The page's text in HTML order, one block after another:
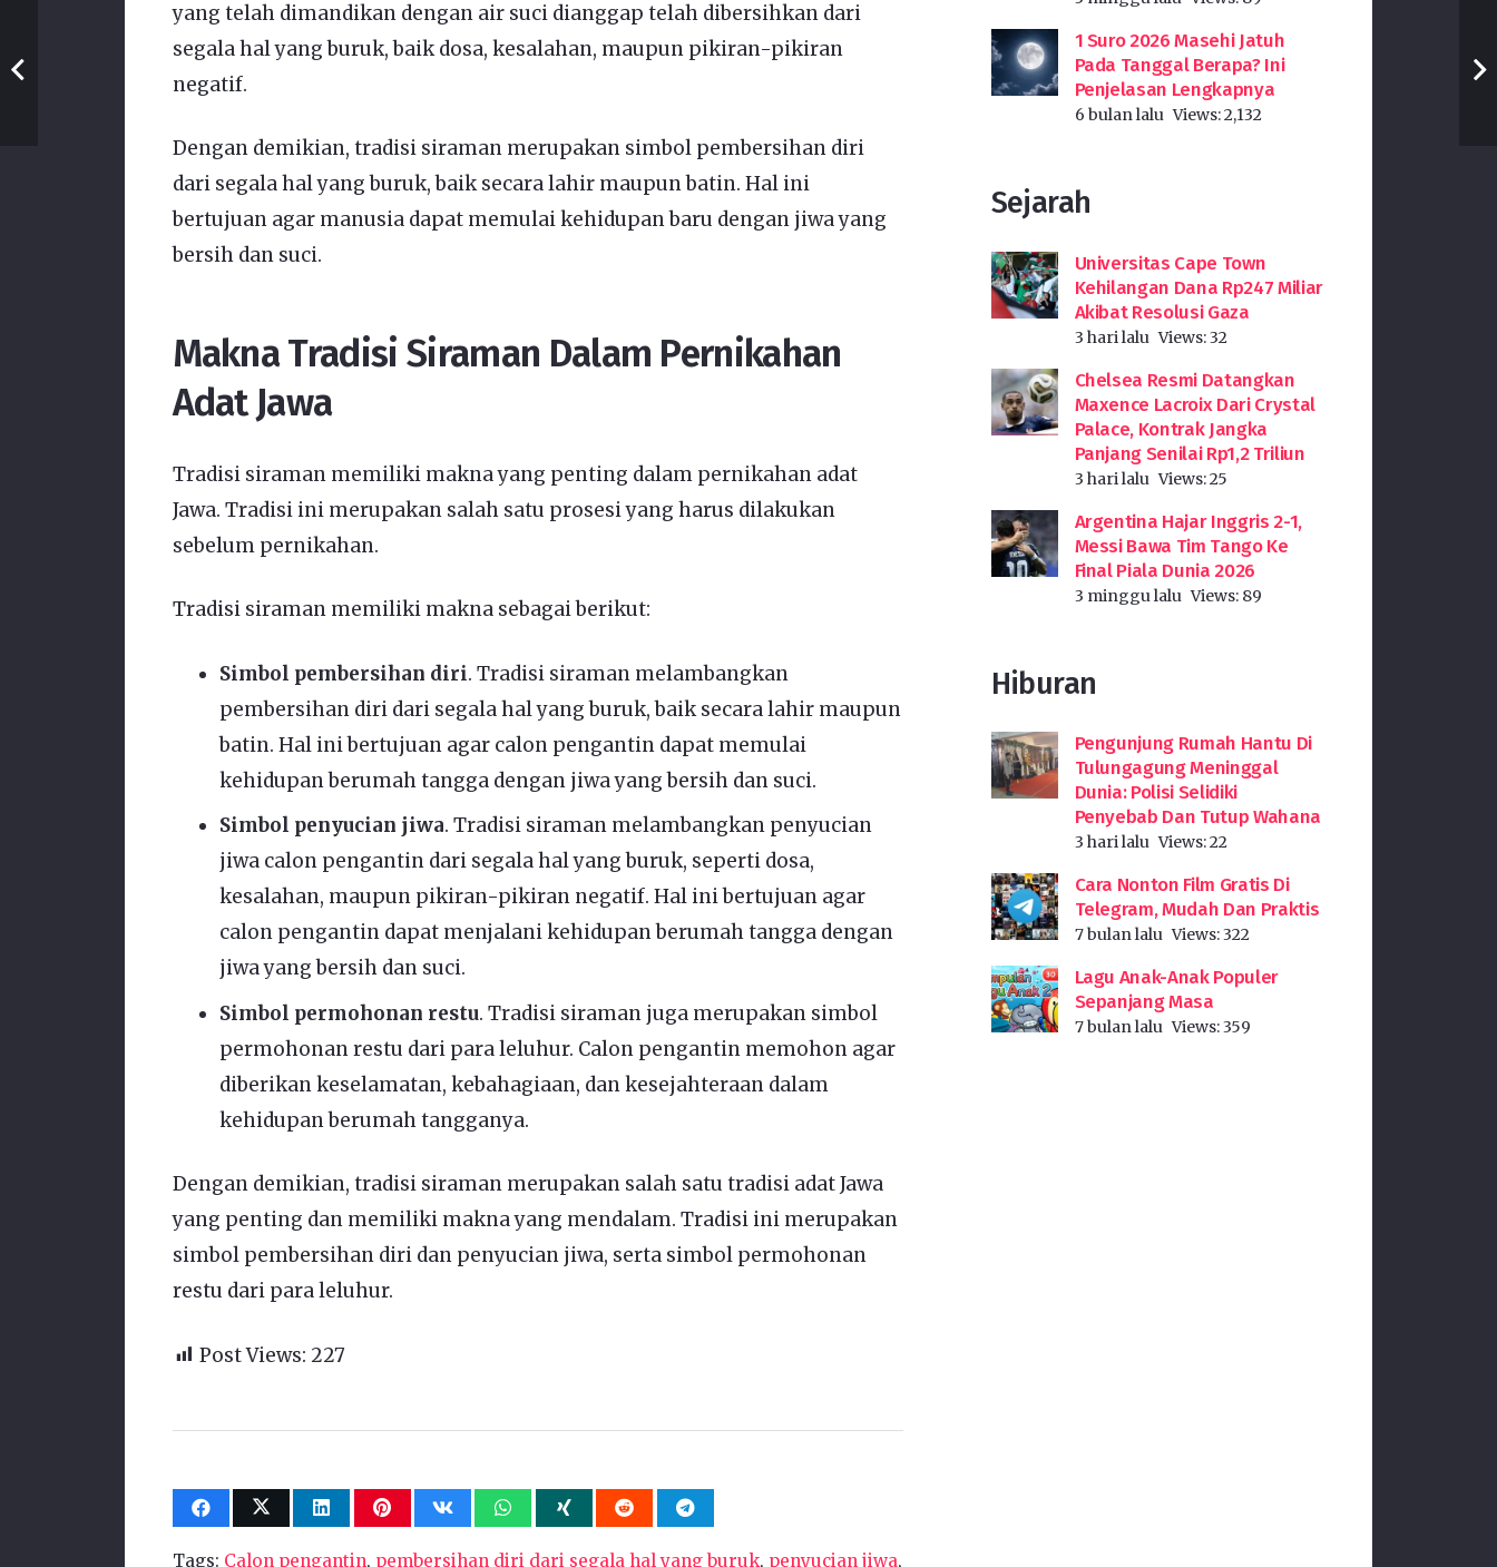
yang telah dimandikan dengan air suci dianggap telah dibersihkan dari
segala hal yang buruk, baik dosa, kesalahan, maupun pikiran-pikiran
negatif.
Dengan demikian, tradisi siraman merupakan simbol pembersihan diri
dari segala hal yang buruk, baik secara lahir maupun batin. Hal ini
bertujuan agar manusia dapat memulai kehidupan baru dengan jiwa yang
bersih dan suci.
Makna Tradisi Siraman Dalam Pernikahan
Adat Jawa
Tradisi siraman memiliki makna yang penting dalam pernikahan adat
Jawa. Tradisi ini merupakan salah satu prosesi yang harus dilakukan
sebelum pernikahan.
Tradisi siraman memiliki makna sebagai berikut:
Simbol pembersihan diri. Tradisi siraman melambangkan
pembersihan diri dari segala hal yang buruk, baik secara lahir maupun
batin. Hal ini bertujuan agar calon pengantin dapat memulai
kehidupan berumah tangga dengan jiwa yang bersih dan suci.
Simbol penyucian jiwa. Tradisi siraman melambangkan penyucian
jiwa calon pengantin dari segala hal yang buruk, seperti dosa,
kesalahan, maupun pikiran-pikiran negatif. Hal ini bertujuan agar
calon pengantin dapat menjalani kehidupan berumah tangga dengan
jiwa yang bersih dan suci.
Simbol permohonan restu. Tradisi siraman juga merupakan simbol
permohonan restu dari para leluhur. Calon pengantin memohon agar
diberikan keselamatan, kebahagiaan, dan kesejahteraan dalam
kehidupan berumah tangganya.
Dengan demikian, tradisi siraman merupakan salah satu tradisi adat Jawa
yang penting dan memiliki makna yang mendalam. Tradisi ini merupakan
simbol pembersihan diri dan penyucian jiwa, serta simbol permohonan
restu dari para leluhur.
Post Views: 227
Tags: Calon pengantin, pembersihan diri dari segala hal yang buruk, penyucian jiwa,
1 Suro 2026 Masehi Jatuh
Pada Tanggal Berapa? Ini
Penjelasan Lengkapnya
6 bulan lalu Views:2,132
Sejarah
Universitas Cape Town
Kehilangan Dana Rp247 Miliar
Akibat Resolusi Gaza
3 hari lalu Views:32
Chelsea Resmi Datangkan
Maxence Lacroix Dari Crystal
Palace, Kontrak Jangka
Panjang Senilai Rp1,2 Triliun
3 hari lalu Views:25
Argentina Hajar Inggris 2-1,
Messi Bawa Tim Tango Ke
Final Piala Dunia 2026
3 minggu lalu Views: 89
Hiburan
Pengunjung Rumah Hantu Di
Tulungagung Meninggal
Dunia: Polisi Selidiki
Penyebab Dan Tutup Wahana
3 hari lalu Views:22
Cara Nonton Film Gratis Di
Telegram, Mudah Dan Praktis
7 bulan lalu Views:322
Lagu Anak-Anak Populer
Sepanjang Masa
7 bulan lalu Views:359